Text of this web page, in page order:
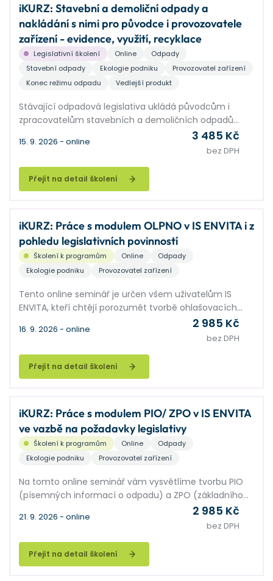
iKURZ: Stavební a demoliční odpady a
nakládání s nimi pro původce i provozovatele
zařízení - evidence, využití, recyklace
Legislativní školení Online
Odpady
Stavební odpady
Ekologie podniku
Provozovatel zařízení
Konec režimu odpadu
Vedlejší produkt
Stávající odpadová legislativa ukládá původcům i
zpracovatelům stavebních a demoličních odpadů
řadu povinností. Cílem má být maximální možné
využití těchto odpadů, a také znovupoužití stavebních
této souvislosti stavebníky trápí řada praktických
problémů, např. při nakládání s přebytky zemin.
semináři nastíníme legislativně správná a přitom v
praxi proveditelná řešení nakládání s odpady
vznikajícími ve stavebnictví.
Přejít na detail školení
15. 9. 2026 - online 3 485 Kč
bez DPH
iKURZ: Práce s modulem OLPNO v IS ENVITA i z
pohledu legislativních povinností
Školení k programům Online
Odpady
Ekologie podniku
Provozovatel zařízení
Tento online seminář je určen všem uživatelům IS
ENVITA, kteří chtějí porozumět tvorbě ohlašovacích
listů přepravy nebezpečných odpadů a vybraných
ostatních odpadů a jejich ohlášení do SEPNO, a naučit
práce.
Přejít na detail školení
16. 9. 2026 - online 2 985 Kč
bez DPH
iKURZ: Práce s modulem PIO/ ZPO v IS ENVITA
ve vazbě na požadavky legislativy
Školení k programům Online
Odpady
Ekologie podniku
Provozovatel zařízení
Na tomto online seminář vám vysvětlíme tvorbu PIO
(písemných informací o odpadu) a ZPO (základního
popisu odpadu). Dozvíte se, jaké jsou povinnosti
dokladování odpadů u původce i u zařízení
ENVITA a modulem ZPO/PIO z pohledu legislativních
souvislostí.
Přejít na detail školení
21. 9. 2026 - online 2 985 Kč
bez DPH